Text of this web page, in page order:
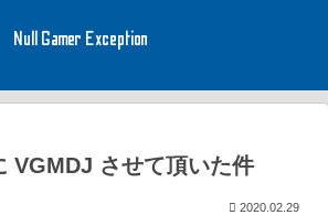
Null Gamer Exception
VGMDJ させて頂いた件
2020.02.29